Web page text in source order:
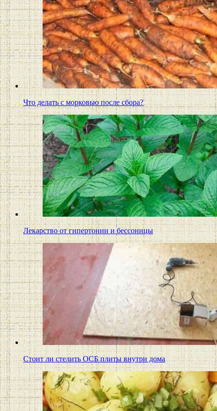
Что делать с морковью после сбора?
Лекарство от гипертонии и бессоницы
Стоит ли стелить ОСБ плиты внутри дома